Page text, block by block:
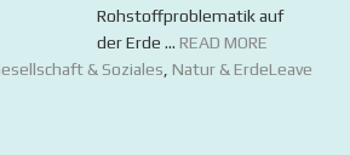
Rohstoffproblematik auf
der Erde ... READ MORE
& Soziales Natur & ErdeLeave